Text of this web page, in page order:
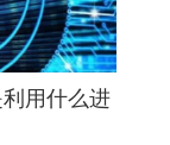
用什么进